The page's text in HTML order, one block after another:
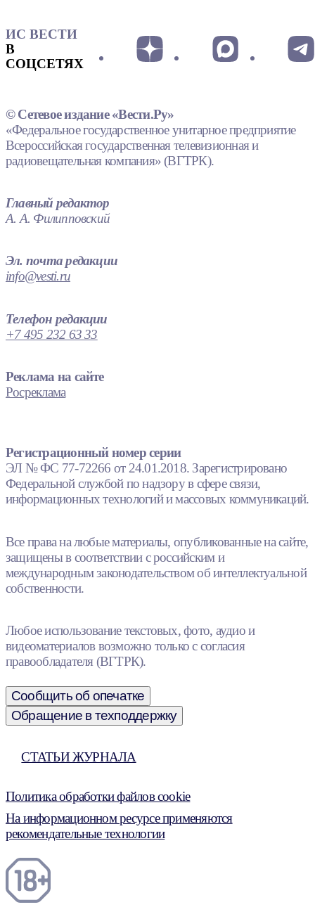
ИС ВЕСТИ
В
СОЦСЕТЯХ
© Сетевое издание «Вести.Ру»
«Федеральное государственное унитарное предприятие
Всероссийская государственная телевизионная и
радиовещательная компания» (ВГТРК).
Главный редактор
А. А. Филипповский
Эл. почта редакции
info@vesti.ru
Телефон редакции
+7 495 232 63 33
Реклама на сайте
Росреклама
Регистрационный номер серии
ЭЛ № ФС 77-72266 от 24.01.2018. Зарегистрировано
Федеральной службой по надзору в сфере связи,
информационных технологий и массовых коммуникаций.
Все права на любые материалы, опубликованные на сайте,
защищены в соответствии с российским и
международным законодательством об интеллектуальной
собственности.
Любое использование текстовых, фото, аудио и
видеоматериалов возможно только с согласия
правообладателя (ВГТРК).
Сообщить об опечатке
Обращение в техподдержку
СТАТЬИ ЖУРНАЛА
Политика обработки файлов cookie
На информационном ресурсе применяются
рекомендательные технологии